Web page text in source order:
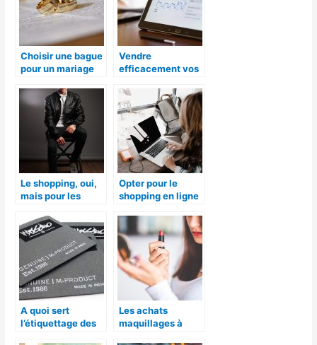
Choisir une bague
pour un mariage
Vendre
efficacement vos
Google Shopping
Le shopping, oui,
mais pour les
Opter pour le
shopping en ligne
A quoi sert
l’étiquettage des
Les achats
maquillages à